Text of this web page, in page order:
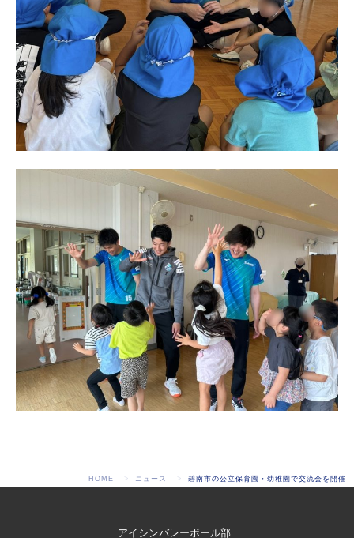
HOME ニュース 碧南市の公立保育園・幼稚園で交流会を開催
アイシンバレーボール部